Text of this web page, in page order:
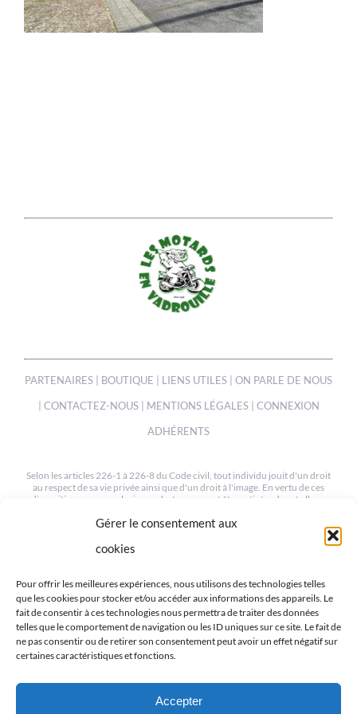
Gérer le consentement aux
cookies
Pour offrir les meilleures expériences, nous utilisons des technologies telles
que les cookies pour stocker et/ou accéder aux informations des appareils. Le
fait de consentir à ces technologies nous permettra de traiter des données
telles que le comportement de navigation ou les ID uniques sur ce site. Le fait de
ne pas consentir ou de retirer son consentement peut avoir un effet négatif sur
certaines caractéristiques et fonctions.
Accepter
PARTENAIRES BOUTIQUE LIENS UTILES
ON PARLE DE NOUS
CONTACTEZ-NOUS| MENTIONS LÉGALES| CONNEXION
ADHÉRENTS
Selon les articles 226-1 à 226-8 du Code civil, tout individu jouit d'un droit
au respect de sa vie privée ainsi que d'un droit à l'image. En vertu de ces
dispositions, une ou plusieurs photos peuvent être retirées de cet album
mev.95@orange.fr
We use cookies on our website to give you the most relevant